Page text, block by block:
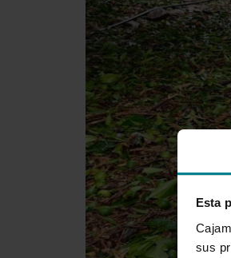
Esta
sus